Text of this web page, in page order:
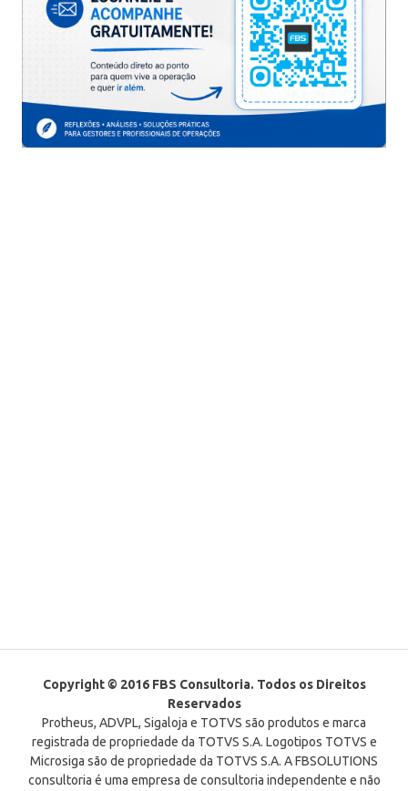
Copyright © 2016 FBS Consultoria. Todos os Direitos
Reservados
Protheus, ADVPL, Sigaloja e TOTVS são produtos e marca
registrada de propriedade da TOTVS S.A. Logotipos TOTVS e
Microsiga são de propriedade da TOTVS S.A. A FBSOLUTIONS
consultoria é uma empresa de consultoria independente e não